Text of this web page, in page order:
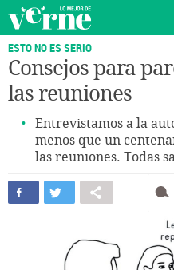
ESTO NO ES SERIO
Consejos para
las reuniones
Entrevistamos a la
menos que un
las reuniones. Todas